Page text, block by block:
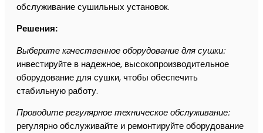
обслуживание сушильных установок.
Решения:
Выберите качественное оборудование для сушки:
инвестируйте в надежное, высокопроизводительное
оборудование для сушки, чтобы обеспечить
стабильную работу.
Проводите регулярное техническое обслуживание:
регулярно обслуживайте и ремонтируйте оборудование